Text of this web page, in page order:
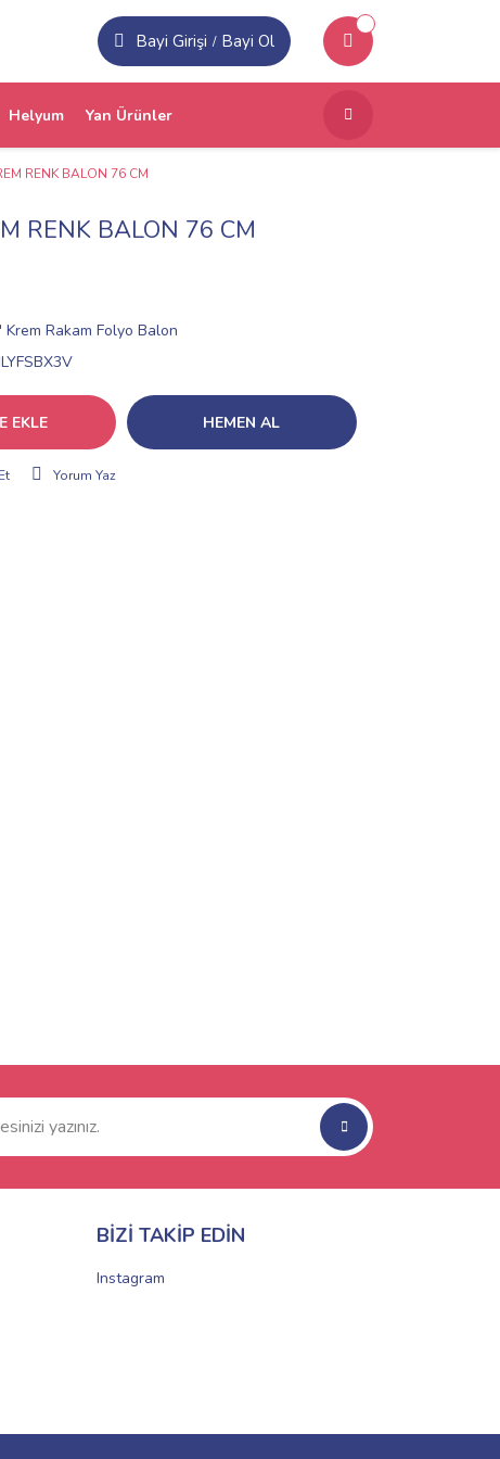
Bayi Girişi / Bayi Ol
Helyum Yan Ürünler
RENK BALON 76 CM
RENK BALON 76 CM
Krem Rakam Folyo Balon
EKLE HEMEN AL
Yorum Yaz
BİZİ TAKİP EDİN
Instagram